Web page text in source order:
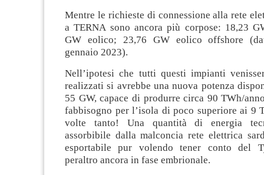
Mentre le richieste di connessione alla rete
a TERNA sono ancora più corpose: 18,23
GW eolico; 23,76 GW eolico offshore
gennaio 2023).
Nell’ipotesi che tutti questi impianti
realizzati si avrebbe una nuova potenza
55 GW, capace di produrre circa 90 TWh/
fabbisogno per l’isola di poco superiore ai 9
volte tanto! Una quantità di energia
assorbibile dalla malconcia rete elettrica
esportabile pur volendo tener conto del
peraltro ancora in fase embrionale.